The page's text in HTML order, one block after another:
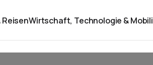
ReisenWirtschaft, Technologie &